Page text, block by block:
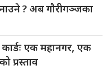
? अब गौरीगञ्जका
एक महानगर, एक
प्रस्ताव